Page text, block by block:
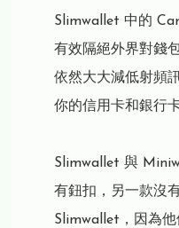
Slimwallet 中的
有效隔絕外界對錢
依然大大減低射頻
你的信用卡和銀行卡
Slimwallet 與
有鈕扣，另一款沒
Slimwallet，因為